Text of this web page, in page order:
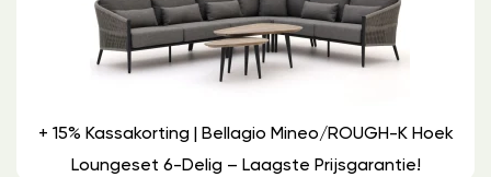
+ 15% Kassakorting | Bellagio Mineo/ROUGH-K Hoek
Loungeset 6-Delig – Laagste Prijsgarantie!